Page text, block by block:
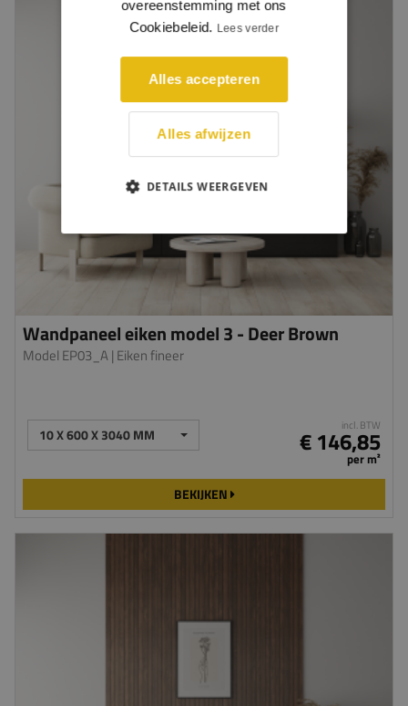
Wandpaneel eiken model 3 - Deer Brown
Model EP03_A| Eiken fineer
10 X 600 X 3040 MM incl. BTW
€ 146,85
per m²
BEKIJKEN
overeenstemming met ons
Cookiebeleid. Lees verder
Alles accepteren
Alles afwijzen
DETAILS WEERGEVEN